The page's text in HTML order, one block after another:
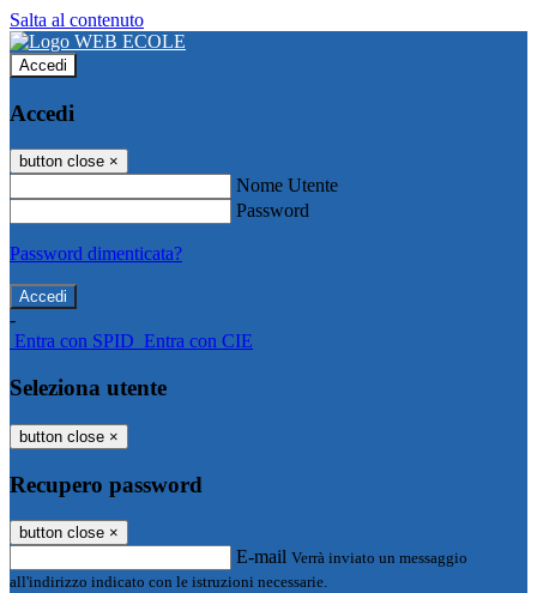
Salta al contenuto
Accedi
Accedi
button close ×
Nome Utente
Password
Password dimenticata?
-
Entra con SPID Entra con CIE
Seleziona utente
button close ×
Recupero password
button close ×
E-mail Verrà inviato un messaggio
all'indirizzo indicato con le istruzioni necessarie.